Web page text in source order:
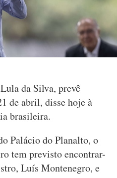
da Silva, prevê
de abril, disse hoje à
brasileira.
Palácio do Planalto, o
tem previsto encontrar-
Luís Montenegro, e